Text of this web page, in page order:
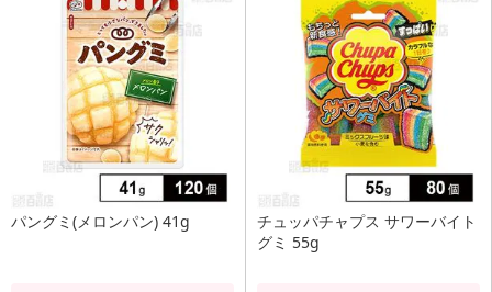
パングミ(メロンパン) 41g
チュッパチャプス サワーバイト
グミ 55g